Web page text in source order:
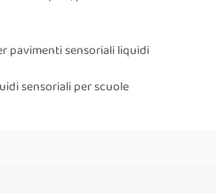
pavimenti sensoriali liquidi
sensoriali per scuole